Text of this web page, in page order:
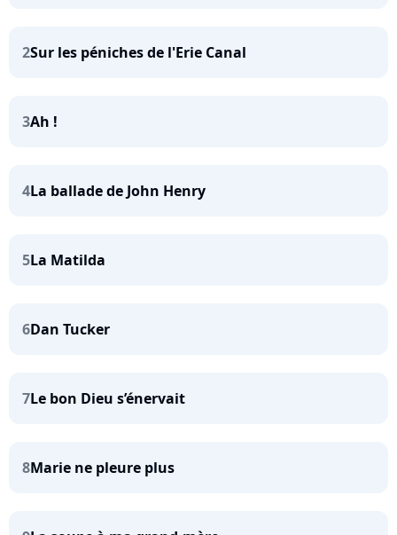
2Sur les péniches de l'Erie Canal
3Ah !
4La ballade de John Henry
5La Matilda
6Dan Tucker
7Le bon Dieu s’énervait
8Marie ne pleure plus